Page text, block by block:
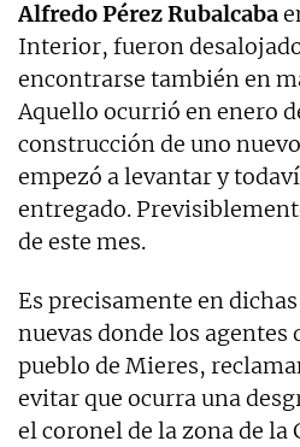
Alfredo Pérez Rubalcaba
Interior, fueron
encontrarse también en
Aquello ocurrió en enero
construcción de uno
empezó a levantar y
entregado.
de este mes.
Es precisamente en
nuevas donde los agentes
pueblo de Mieres,
evitar que ocurra una
el coronel de la zona de la